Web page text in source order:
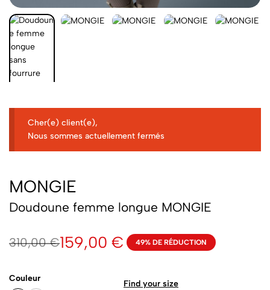
Cher(e) client(e),
Nous sommes actuellement fermés
MONGIE
Doudoune femme longue MONGIE
310,00€159,00 € 49% DE RÉDUCTION
Couleur
Find your size